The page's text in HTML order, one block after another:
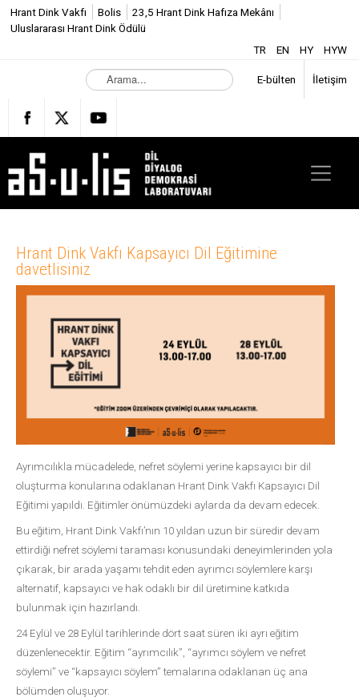
Hrant Dink Vakfı Bolis
23,5 Hrant Dink Hafıza Mekânı
Uluslararası Hrant Dink Ödülü
TR
EN HY HYW
A
r
m
a
.
E-bülten İletişim
Hrant Dink Vakfı Kapsayıcı Dil Eğitimine
davetlisiniz
Ayrımcılıkla mücadelede, nefret söylemi yerine kapsayıcı bir dil
oluşturma konularına odaklanan Hrant Dink Vakfı Kapsayıcı Dil
Eğitimi yapıldı. Eğitimler önümüzdeki aylarda da devam edecek.
Bu eğitim, Hrant Dink Vakfı’nın 10 yıldan uzun bir süredir devam
ettirdiği nefret söylemi taraması konusundaki deneyimlerinden yola
çıkarak, bir arada yaşamı tehdit eden ayrımcı söylemlere karşı
alternatif, kapsayıcı ve hak odaklı bir dil üretimine katkıda
bulunmak için hazırlandı.
24 Eylül ve 28 Eylül tarihlerinde dört saat süren iki ayrı eğitim
düzenlenecektir. Eğitim “ayrımcılık”, “ayrımcı söylem ve nefret
söylemi” ve “kapsayıcı söylem” temalarına odaklanan üç ana
bölümden oluşuyor.